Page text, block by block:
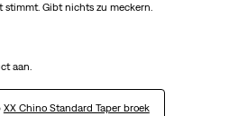
stimmt. Gibt nichts zu meckern.
aan.
XX Chino Standard Taper broek